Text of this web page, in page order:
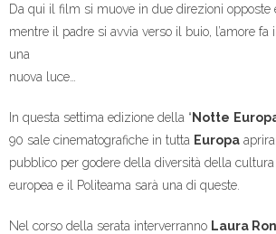
Da qui il film si muove in due direzioni opposte
mentre il padre si avvia verso il buio, l’amore fa
una
nuova luce…
In questa settima edizione della “Notte
90 sale cinematografiche in tutta Europa
pubblico per godere della diversità della
europea e il Politeama sarà una di queste.
Nel corso della serata interverranno Laura